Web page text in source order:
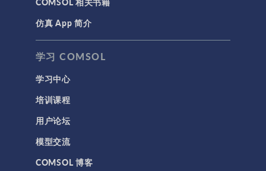
MEMS & 压电器件
声学与振动
岩土力学
材料模型
结构力学
结构动力学
API
代理模型
仿真 App 简介
学习 COMSOL
学习中心
培训课程
用户论坛
模型交流
COMSOL 博客